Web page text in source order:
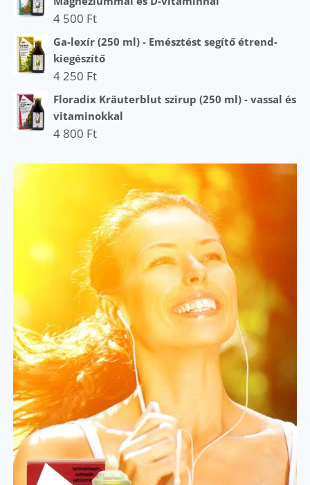
4 500 Ft
Ga-lexír (250 ml) - Emésztést segítő étrend-
kiegészítő
4 250 Ft
Floradix Kräuterblut szirup (250 ml) - vassal és
vitaminokkal
4 800 Ft